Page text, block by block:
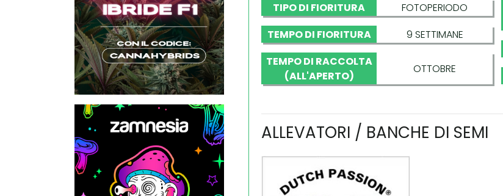
TIPO DI FIORITURA
FOTOPERIODO
TEMPO DI FIORITURA
9 SETTIMANE
TEMPO DI RACCOLTA
(ALL'APERTO)
OTTOBRE
ALLEVATORI / BANCHE DI SEMI